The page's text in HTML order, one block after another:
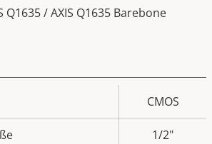
Q1635 / AXIS Q1635 Barebone
Eigentumswert
CMOS
1/2"